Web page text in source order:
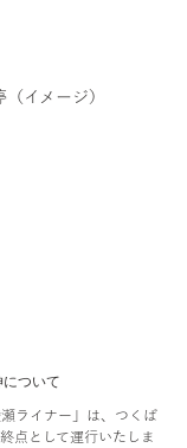
イメージ）
ついて
ライナー」は、つくば
点として運行いたしま